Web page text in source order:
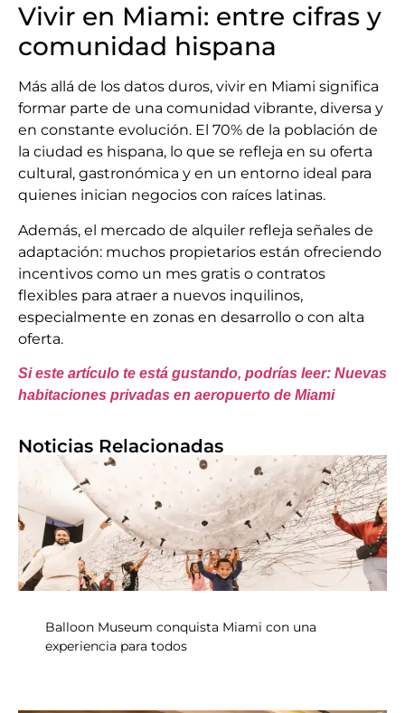
Vivir en Miami: entre cifras y
comunidad hispana
Más allá de los datos duros, vivir en Miami significa
formar parte de una comunidad vibrante, diversa y
en constante evolución. El 70% de la población de
la ciudad es hispana, lo que se refleja en su oferta
cultural, gastronómica y en un entorno ideal para
quienes inician negocios con raíces latinas.
Además, el mercado de alquiler refleja señales de
adaptación: muchos propietarios están ofreciendo
incentivos como un mes gratis o contratos
flexibles para atraer a nuevos inquilinos,
especialmente en zonas en desarrollo o con alta
oferta.
Si este artículo te está gustando, podrías leer: Nuevas
habitaciones privadas en aeropuerto de Miami
Noticias Relacionadas
Balloon Museum conquista Miami con una
experiencia para todos